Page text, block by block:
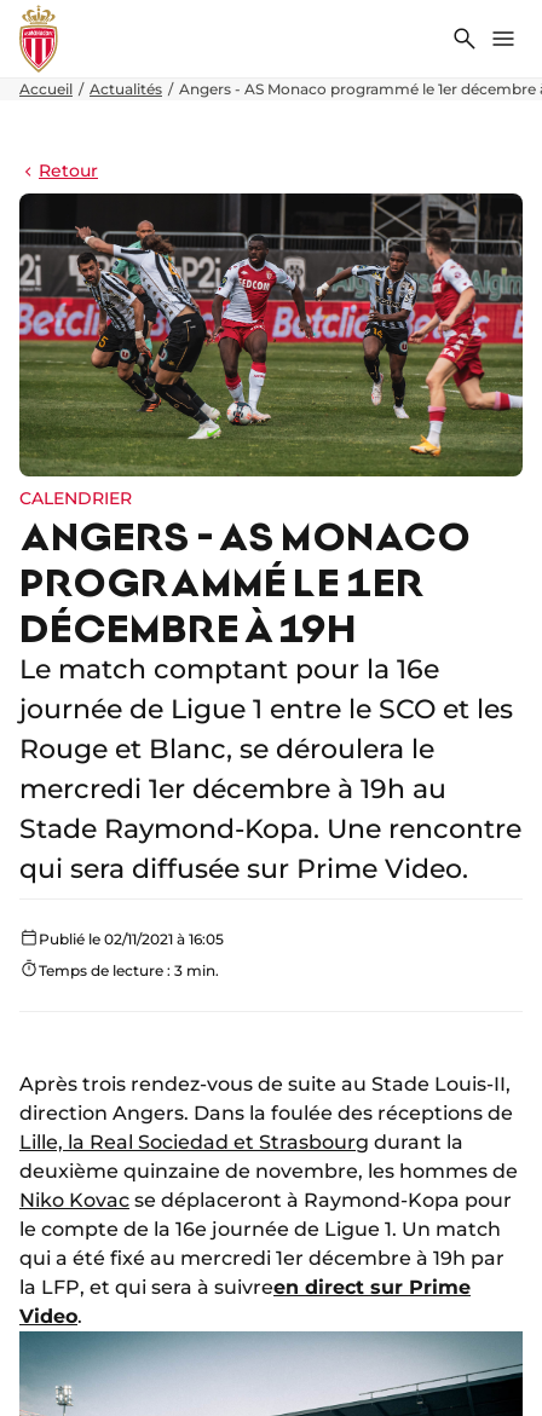
Accueil Actualités Angers - AS Monaco programmé le 1er décembre
Retour
CALENDRIER
ANGERS - AS MONACO
PROGRAMMÉ LE 1ER
DÉCEMBRE À 19H
Le match comptant pour la 16e
journée de Ligue 1 entre le SCO et les
Rouge et Blanc, se déroulera le
mercredi 1er décembre à 19h au
Stade Raymond-Kopa. Une rencontre
qui sera diffusée sur Prime Video.
Publié le 02/11/2021 à 16:05
Temps de lecture : 3 min.
Après trois rendez-vous de suite au Stade Louis-II,
direction Angers. Dans la foulée des réceptions de
Lille, la Real Sociedad et Strasbourg durant la
deuxième quinzaine de novembre, les hommes de
Niko Kovac se déplaceront à Raymond-Kopa pour
le compte de la 16e journée de Ligue 1. Un match
qui a été fixé au mercredi 1er décembre à 19h par
la LFP, et qui sera à suivreen direct sur Prime
Video.